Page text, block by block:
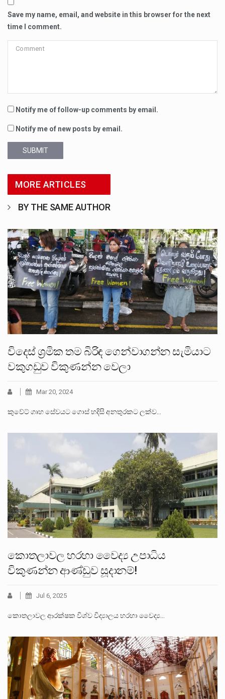
Save my name, email, and website in this browser for the next
time I comment.
Notify me of follow-up comments by email.
Notify me of new posts by email.
SUBMIT
MORE ARTICLES
BY THE SAME AUTHOR
විදෙස් ශ්‍රමික තම බිරිඳ ගෙන්වාගන්න සැමියාට
වකුගඩුව විකුණන්න වෙලා
Mar 20, 2024
කුවේට් ගෘහ සේවයට ගොස් හදිසි අනතුරකට ලක්ව…
කොතලාවල හරහා වෛද්‍ය උපාධිය
විකුණන්න ආණ්ඩුව සූදානම්!
Jul 6, 2025
කොතලාවල ආරක්ෂක විශ්ව විද්‍යාලය හරහා වෛද්‍ය…